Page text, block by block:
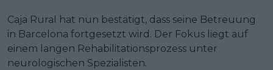
Caja Rural hat nun bestätigt, dass seine Betreuung
in Barcelona fortgesetzt wird. Der Fokus liegt auf
einem langen Rehabilitationsprozess unter
neurologischen Spezialisten.